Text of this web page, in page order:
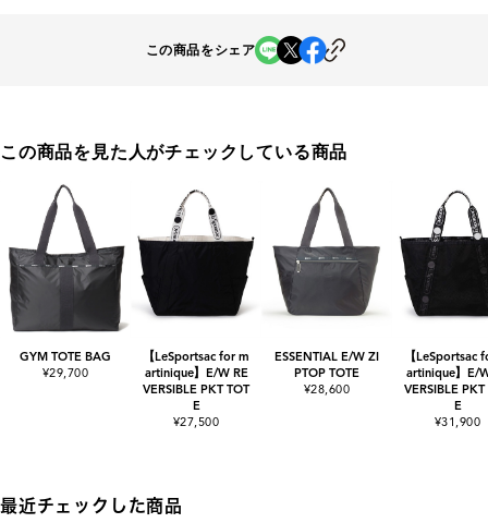
この商品をシェア
この商品を見た人がチェックしている商品
GYM TOTE BAG
¥29,700
【LeSportsac for m
artinique】E/W RE
VERSIBLE PKT TOT
E
¥27,500
ESSENTIAL E/W ZI
PTOP TOTE
¥28,600
【LeSportsac
artinique】E/
VERSIBLE PKT
E
¥31,900
最近チェックした商品